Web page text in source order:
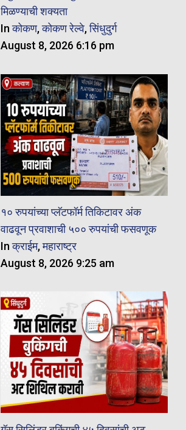
मिळण्याची शक्यता
Inकोकण,कोकण रेल्वे,सिंधुदुर्ग
August 8, 2026 6:16 pm
१० रुपयांच्या प्लॅटफॉर्म तिकिटावर अंक
वाढवून प्रवाशाची ५०० रुपयांची फसवणूक
Inक्राईम,महाराष्ट्र
August 8, 2026 9:25 am